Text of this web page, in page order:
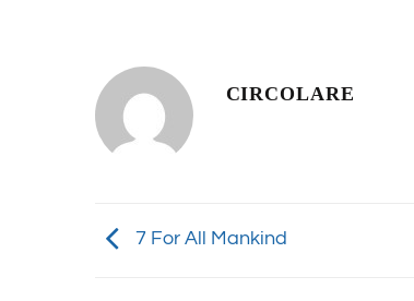
CIRCOLARE
7 For All Mankind